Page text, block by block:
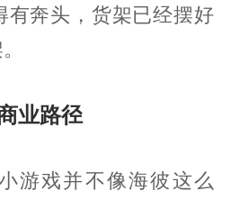
有奔头，货架已经摆好
业路径
游戏并不像海彼这么